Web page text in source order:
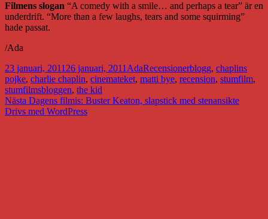
Filmens slogan “A comedy with a smile… and perhaps a tear” är en
underdrift. “More than a few laughs, tears and some squirming”
hade passat.
/Ada
Postat
23 januari, 2011 26 januari, 2011 Författare
AdaKategorier
RecensionerTaggar
blogg, chaplins
pojke, charlie chaplin, cinemateket, matti bye, recension, stumfilm,
stumfilmsbloggen, the kid
Inläggsnavigering
Nästa Nästa
inlägg:
Dagens filmis: Buster Keaton, slapstick med stenansikte
Drivs med WordPress